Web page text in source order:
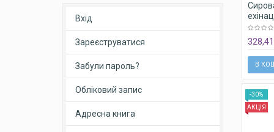
Вхід
Зареєструватися
Забули пароль?
Обліковий запис
Адресна книга
328,41
В
-30%
АКЦІЯ